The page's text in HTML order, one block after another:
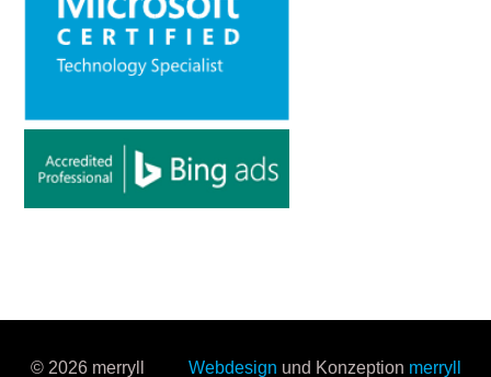
© 2026 merryll Webdesign und Konzeption merryll